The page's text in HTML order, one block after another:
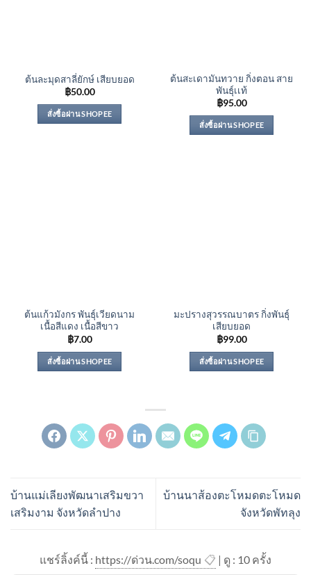
ต้นละมุดสาลี่ยักษ์ เสียบยอด
฿50.00
สั่งซื้อผ่าน SHOPEE
ต้นสะเดามันทวาย กิ่งตอน สาย
พันธุ์เเท้
฿95.00
สั่งซื้อผ่าน SHOPEE
ต้นแก้วมังกร พันธุ์เวียดนาม
เนื้อสีแดง เนื้อสีขาว
฿7.00
สั่งซื้อผ่าน SHOPEE
มะปรางสุวรรณบาตร กิ่งพันธุ์
เสียบยอด
฿99.00
สั่งซื้อผ่าน SHOPEE
บ้านแม่เลียงพัฒนาเสริมขวา
เสริมงาม จังหวัดลำปาง
บ้านนาส้องตะโหมดตะโหมด
จังหวัดพัทลุง
แชร์ลิ้งค์นี้ : https://ด่วน.com/soqu 📋 | ดู : 10 ครั้ง